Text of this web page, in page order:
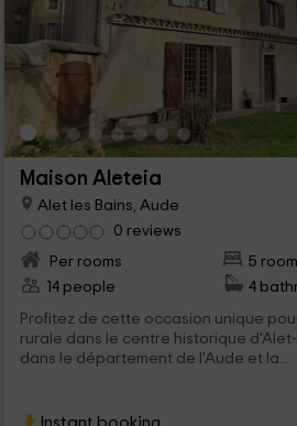
Maison Aleteia
Alet les Bains, Aude
0 reviews
Per rooms
5
14 people
4
Profitez de cette occasion unique
rurale dans le centre historique
dans le département de l'Aude et la...